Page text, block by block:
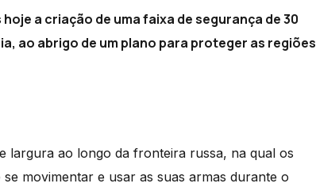
a criação de uma faixa de segurança de 30
ao abrigo de um plano para proteger as regiões
largura ao longo da fronteira russa, na qual os
movimentar e usar as suas armas durante o